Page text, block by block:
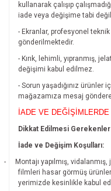
kullanarak çalışıp
iade veya değişime tabi
- Ekranlar, profesyonel
gönderilmektedir.
- Kırık, lehimli, yıpranmış,
değişimi kabul edilmez.
- Sorun yaşadığınız ürünler
mağazamıza mesaj
İADE VE
Dikkat Edilmesi Gerekenler
İade ve Değişim Koşulları:
-
Montajı yapılmış,
filmleri hasar görmüş
yerimizde kesinlikle kabul